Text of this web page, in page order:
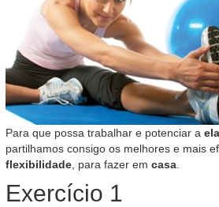
Para que possa trabalhar e potenciar a
partilhamos consigo os melhores e mais
flexibilidade , para fazer em casa
Exercício 1